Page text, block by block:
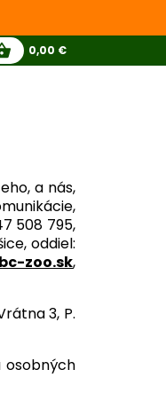
0,00 €
a nás,
508 795,
oddiel:
zoo.sk,
3, P.
osobných